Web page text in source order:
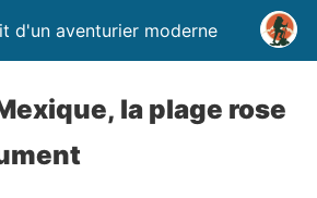
d'un aventurier moderne
la plage rose